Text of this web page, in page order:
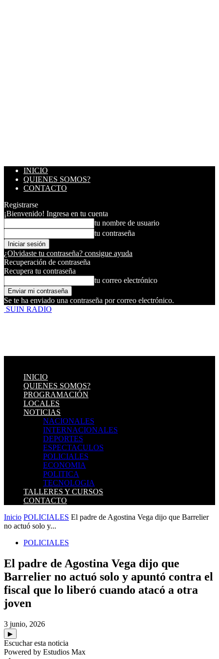
INICIO
QUIENES SOMOS?
CONTACTO
Registrarse
¡Bienvenido! Ingresa en tu cuenta
tu nombre de usuario
tu contraseña
¿Olvidaste tu contraseña? consigue ayuda
Recuperación de contraseña
Recupera tu contraseña
tu correo electrónico
Se te ha enviado una contraseña por correo electrónico.
SUIN RADIO
INICIO
QUIENES SOMOS?
PROGRAMACIÓN
LOCALES
NOTICIAS
NACIONALES
INTERNACIONALES
DEPORTES
ESPECTACULOS
POLICIALES
ECONOMIA
POLITICA
TECNOLOGIA
TALLERES Y CURSOS
CONTACTO
Inicio POLICIALES El padre de Agostina Vega dijo que Barrelier
no actuó solo y...
POLICIALES
El padre de Agostina Vega dijo que
Barrelier no actuó solo y apuntó contra el
fiscal que lo liberó cuando atacó a otra
joven
3 junio, 2026
▶
Escuchar esta noticia
Powered by Estudios Max